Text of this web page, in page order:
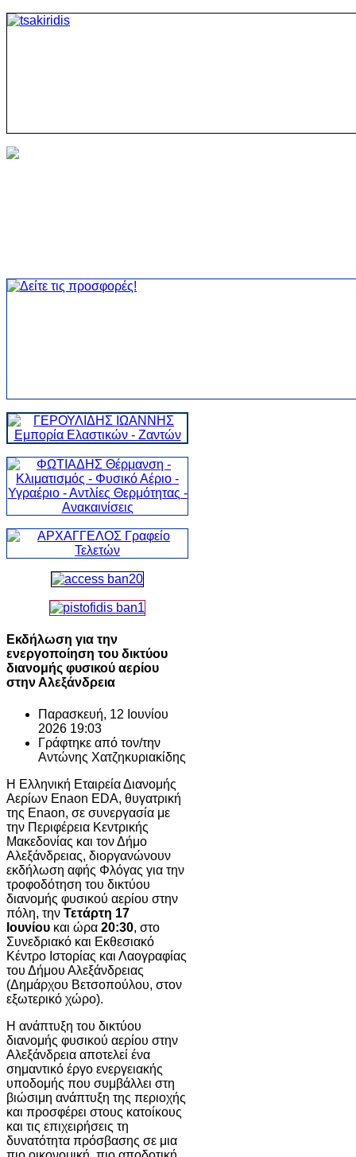
Εκδήλωση για την
ενεργοποίηση του δικτύου
διανομής φυσικού αερίου
στην Αλεξάνδρεια
Παρασκευή, 12 Ιουνίου
2026 19:03
Γράφτηκε από τον/την
Αντώνης Χατζηκυριακίδης
Η Ελληνική Εταιρεία Διανομής
Αερίων Enaon EDA, θυγατρική
της Enaon, σε συνεργασία με
την Περιφέρεια Κεντρικής
Μακεδονίας και τον Δήμο
Αλεξάνδρειας, διοργανώνουν
εκδήλωση αφής Φλόγας για την
τροφοδότηση του δικτύου
διανομής φυσικού αερίου στην
πόλη, την Τετάρτη 17
Ιουνίου και ώρα 20:30, στο
Συνεδριακό και Εκθεσιακό
Κέντρο Ιστορίας και Λαογραφίας
του Δήμου Αλεξάνδρειας
(Δημάρχου Βετσοπούλου, στον
εξωτερικό χώρο).
Η ανάπτυξη του δικτύου
διανομής φυσικού αερίου στην
Αλεξάνδρεια αποτελεί ένα
σημαντικό έργο ενεργειακής
υποδομής που συμβάλλει στη
βιώσιμη ανάπτυξη της περιοχής
και προσφέρει στους κατοίκους
και τις επιχειρήσεις τη
δυνατότητα πρόσβασης σε μια